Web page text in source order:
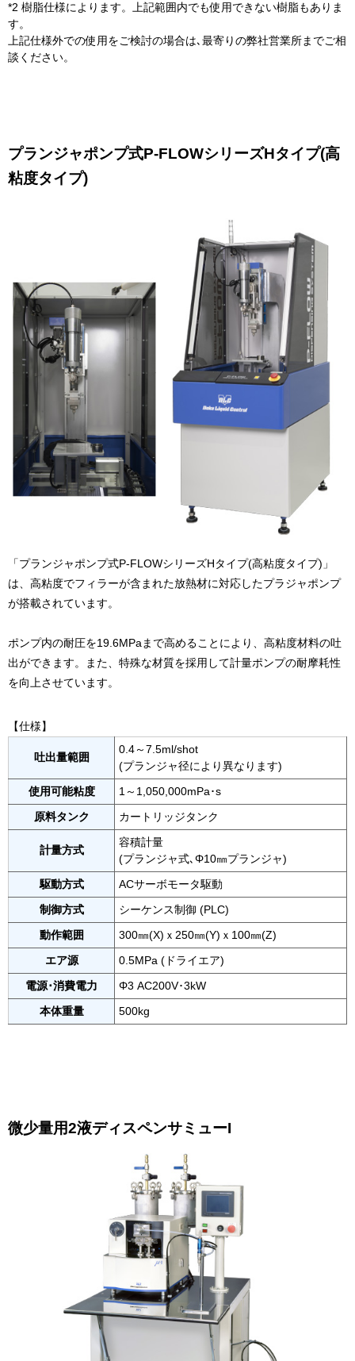
*2 樹脂仕様によります。上記範囲内でも使用できない樹脂もありま
す。
上記仕様外での使用をご検討の場合は､最寄りの弊社営業所までご相
談ください。
プランジャポンプ式P-FLOWシリーズHタイプ(高
粘度タイプ)
「プランジャポンプ式P-FLOWシリーズHタイプ(高粘度タイプ)」
は、高粘度でフィラーが含まれた放熱材に対応したプラジャポンプ
が搭載されています。
ポンプ内の耐圧を19.6MPaまで高めることにより、高粘度材料の吐
出ができます。また、特殊な材質を採用して計量ポンプの耐摩耗性
を向上させています。
【仕様】
吐出量範囲
0.4～7.5ml/shot
(プランジャ径により異なります)
使用可能粘度
1～1,050,000mPa･s
原料タンク
カートリッジタンク
計量方式
容積計量
(プランジャ式､Φ10㎜プランジャ)
駆動方式
ACサーボモータ駆動
制御方式
シーケンス制御 (PLC)
動作範囲
300㎜(X)ｘ250㎜(Y)ｘ100㎜(Z)
エア源
0.5MPa (ドライエア)
電源･消費電力
Φ3 AC200V･3kW
本体重量
500kg
微少量用2液ディスペンサミューI